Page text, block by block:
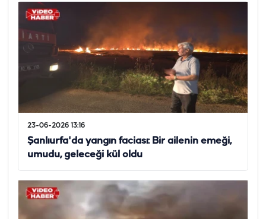
23-06-2026 13:16
Şanlıurfa'da yangın faciası: Bir ailenin emeği,
umudu, geleceği kül oldu